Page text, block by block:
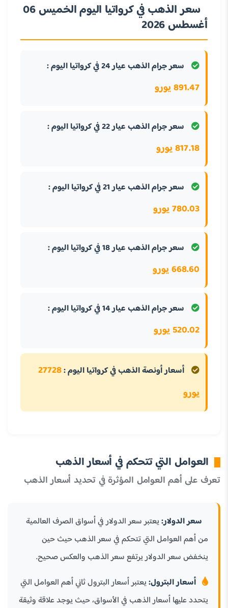
سعر الذهب في كرواتيا اليوم الخميس 06
أغسطس 2026
سعر جرام الذهب عيار 24 في كرواتيا اليوم :
891.47 يورو
سعر جرام الذهب عيار 22 في كرواتيا اليوم :
817.18 يورو
سعر جرام الذهب عيار 21 في كرواتيا اليوم :
780.03 يورو
سعر جرام الذهب عيار 18 في كرواتيا اليوم :
668.60 يورو
سعر جرام الذهب عيار 14 في كرواتيا اليوم :
520.02 يورو
أسعار أونصة الذهب في كرواتيا اليوم :27728
يورو
العوامل التي تتحكم في أسعار الذهب
تعرف على أهم العوامل المؤثرة في تحديد أسعار الذهب
سعر الدولار:يعتبر سعر الدولار في أسواق الصرف العالمية
من أهم العوامل التي تتحكم في سعر الذهب حيث حين
ينخفض سعر الدولار يرتفع سعر الذهب والعكس صحيح.
أسعار البترول:يعتبر أسعار البترول ثاني أهم العوامل التي
يتحدد عليها أسعار الذهب في الأسواق، حيث يوجد علاقة وثيقة